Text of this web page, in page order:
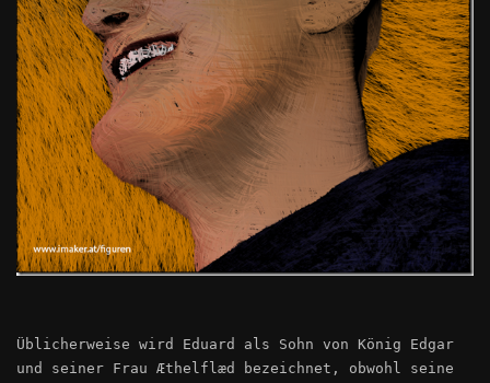
Üblicherweise wird Eduard als Sohn von König Edgar
und seiner Frau Æthelflæd bezeichnet, obwohl seine